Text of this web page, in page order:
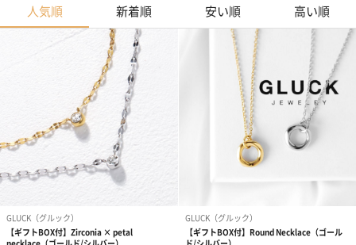
人気順 新着順 安い順 高い順